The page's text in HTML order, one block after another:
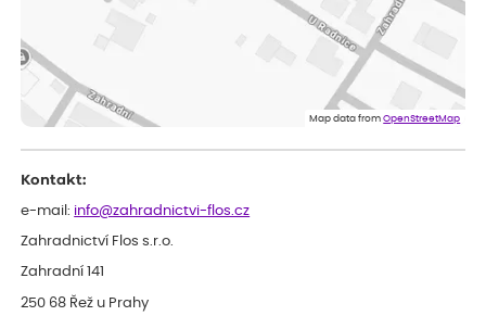
Dobrý den, byli jsme spokojeni
Eshop, objednání bylo v pořádku, žádný problém. Jen jsem byla
smutná z dodávky jedné kytky, která nebyla v nejlepší kondici a i
Map data fromOpenStreetMap
Kontakt:
e-mail: info@zahradnictvi-flos.cz
Zahradnictví Flos s.r.o.
Zahradní 141
250 68 Řež u Prahy